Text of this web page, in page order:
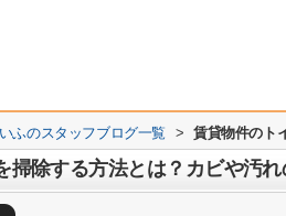
ふのスタッフブログ一覧 > 賃貸物件のト
掃除する方法とは？カビや汚